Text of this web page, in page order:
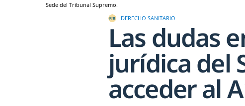
Sede del Tribunal Supremo.
DERECHO SANITARIO
Las dudas
jurídica del
acceder al